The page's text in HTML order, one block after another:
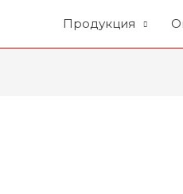
Продукция